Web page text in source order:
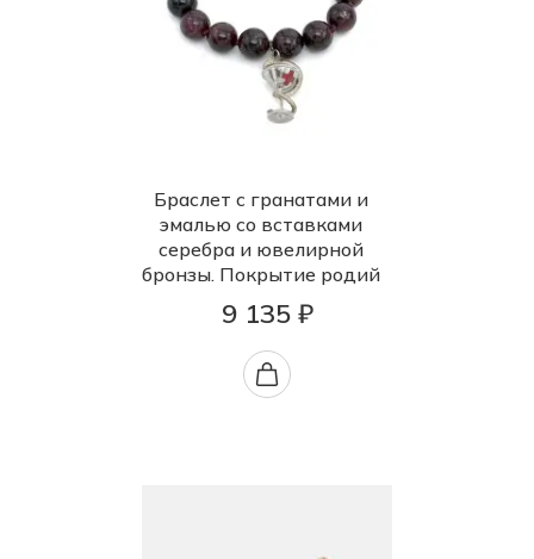
Браслет с гранатами и
эмалью со вставками
серебра и ювелирной
бронзы. Покрытие родий
9 135 ₽